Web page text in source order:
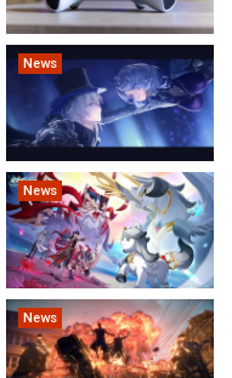
News
News
News